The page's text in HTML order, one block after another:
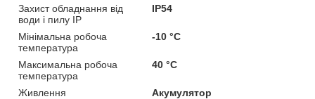
Захист обладнання від
води і пилу IP
IP54
Мінімальна робоча
температура
-10 °С
Максимальна робоча
температура
40 °С
Живлення
Акумулятор